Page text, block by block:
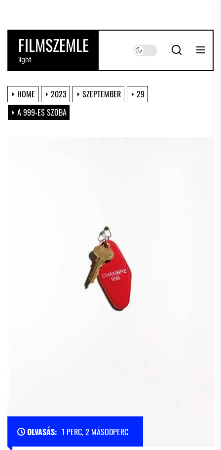
the
contentFILMSZEMLE
light
HOME 2023 SZEPTEMBER
29
A 999-ES SZOBA
OLVASÁS: 1 PERC, 2 MÁSODPERC